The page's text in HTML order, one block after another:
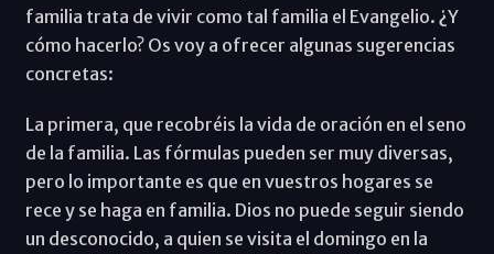
familia trata de vivir como tal familia el Evangelio. ¿Y
cómo hacerlo? Os voy a ofrecer algunas sugerencias
concretas:
La primera, que recobréis la vida de oración en el seno
de la familia. Las fórmulas pueden ser muy diversas,
pero lo importante es que en vuestros hogares se
rece y se haga en familia. Dios no puede seguir siendo
un desconocido, a quien se visita el domingo en la